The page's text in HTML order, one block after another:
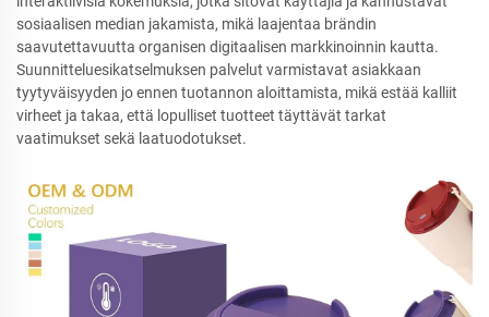
sosiaalisen median jakamista, mikä laajentaa brändin
saavutettavuutta organisen digitaalisen markkinoinnin kautta.
Suunnitteluesikatselmuksen palvelut varmistavat asiakkaan
tyytyväisyyden jo ennen tuotannon aloittamista, mikä estää kalliit
virheet ja takaa, että lopulliset tuotteet täyttävät tarkat
vaatimukset sekä laatuodotukset.